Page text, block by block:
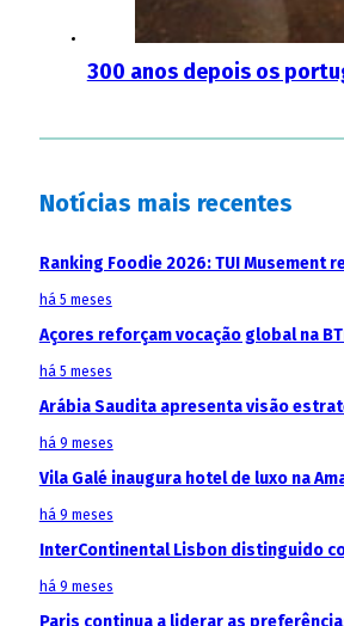
300 anos depois os
Notícias mais recentes
Ranking Foodie 2026: TUI
há 5 meses
Açores reforçam vocação global na
há 5 meses
Arábia Saudita apresenta visão
há 9 meses
Vila Galé inaugura hotel de luxo na
há 9 meses
InterContinental Lisbon distinguido
há 9 meses